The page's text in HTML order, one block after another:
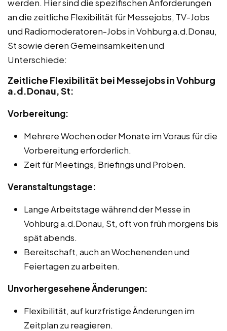
werden. Hier sind die spezifischen Anforderungen
an die zeitliche Flexibilität für Messejobs, TV-Jobs
und Radiomoderatoren-Jobs in Vohburg a.d.Donau,
St sowie deren Gemeinsamkeiten und
Unterschiede:
Zeitliche Flexibilität bei Messejobs in Vohburg
a.d.Donau, St:
Vorbereitung:
Mehrere Wochen oder Monate im Voraus für die
Vorbereitung erforderlich.
Zeit für Meetings, Briefings und Proben.
Veranstaltungstage:
Lange Arbeitstage während der Messe in
Vohburg a.d.Donau, St, oft von früh morgens bis
spät abends.
Bereitschaft, auch an Wochenenden und
Feiertagen zu arbeiten.
Unvorhergesehene Änderungen:
Flexibilität, auf kurzfristige Änderungen im
Zeitplan zu reagieren.